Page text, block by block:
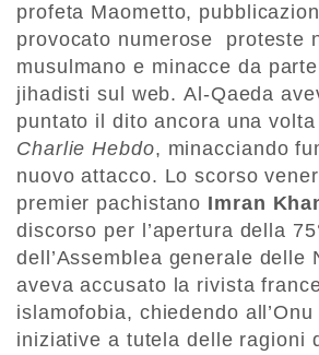
profeta Maometto,
provocato numerose proteste
musulmano e minacce da
jihadisti sul web. Al-Qaeda
puntato il dito ancora una
Charlie Hebdo, minacciando
nuovo attacco. Lo scorso
premier pachistano Imran
discorso per l’apertura della
dell’Assemblea generale delle
aveva accusato la rivista
islamofobia, chiedendo
iniziative a tutela delle ragioni